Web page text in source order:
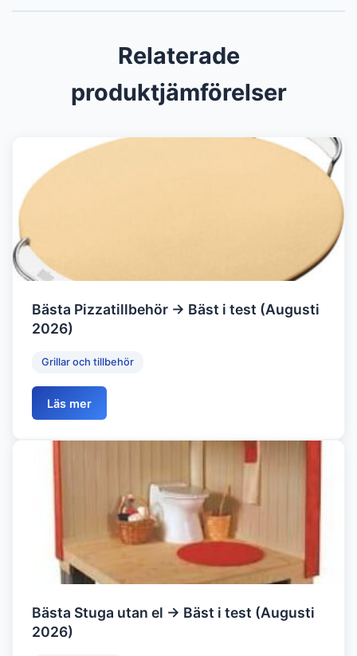
Relaterade
produktjämförelser
Bästa Pizzatillbehör → Bäst i test (Augusti
2026)
Grillar och tillbehör
Läs mer
Bästa Stuga utan el → Bäst i test (Augusti
2026)